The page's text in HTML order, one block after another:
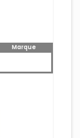
Marque